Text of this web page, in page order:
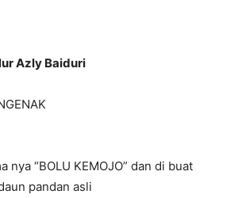
Azly Baiduri
nya “BOLU KEMOJO” dan di buat
pandan asli